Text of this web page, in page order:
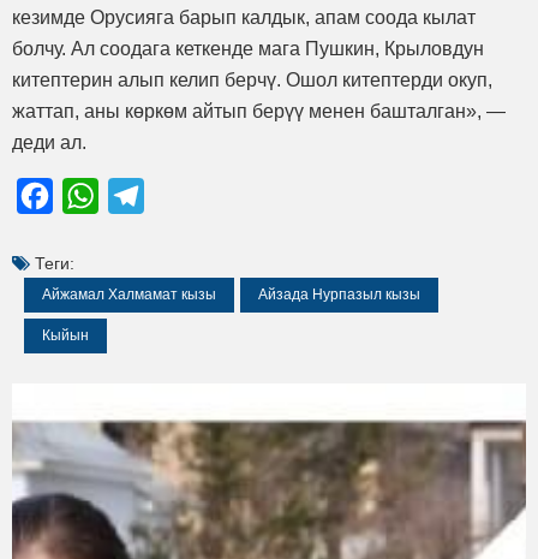
кезимде Орусияга барып калдык, апам соода кылат
болчу. Ал соодага кеткенде мага Пушкин, Крыловдун
китептерин алып келип берчү. Ошол китептерди окуп,
жаттап, аны көркөм айтып берүү менен башталган», —
деди ал.
FacebookWhatsApp
Теги:
Айжамал Халмамат кызы Айзада Нурпазыл кызы
Кыйын